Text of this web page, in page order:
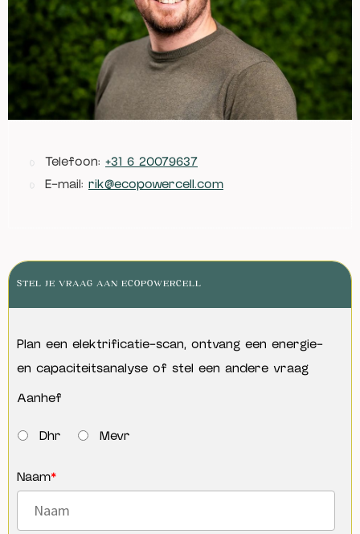
Telefoon: +31 6 20079637
E-mail: rik@ecopowercell.com
STEL JE VRAAG AAN ECOPOWERCELL
Plan een elektrificatie-scan, ontvang een energie-
en capaciteitsanalyse of stel een andere vraag
Aanhef
Dhr Mevr
Naam*